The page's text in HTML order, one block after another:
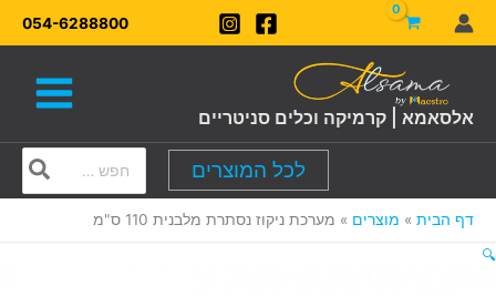
דילוג
לתוכן
054-6288800
אלסאמא | קרמיקה וכלים סניטריים
לכל המוצרים
for:
דף הבית מוצרים
מערכת ניקוז נסתרת מלבנית 110 ס"מ
🔍